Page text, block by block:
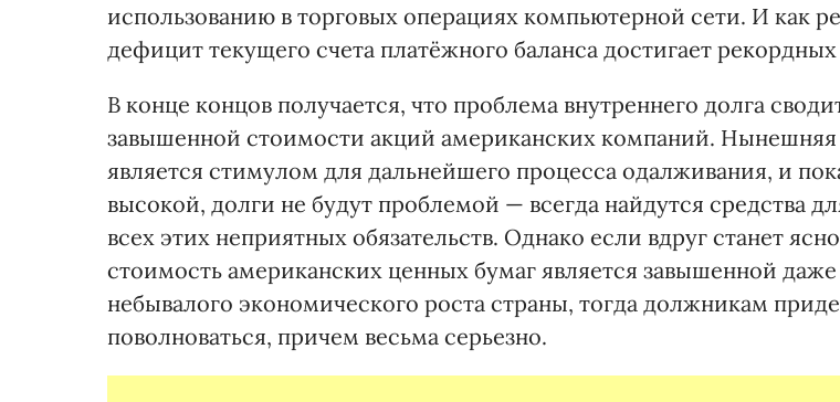
использованию в торговых операциях компьютерной сети. И как
дефицит текущего счета платёжного баланса достигает
В конце концов получается, что проблема внутреннего долга
завышенной стоимости акций американских компаний. Нынешняя
является стимулом для дальнейшего процесса одалживания, и
высокой, долги не будут проблемой — всегда найдутся средства
всех этих неприятных обязательств. Однако если вдруг станет
стоимость американских ценных бумаг является завышенной
небывалого экономического роста страны, тогда должникам
поволноваться, причем весьма серьезно.